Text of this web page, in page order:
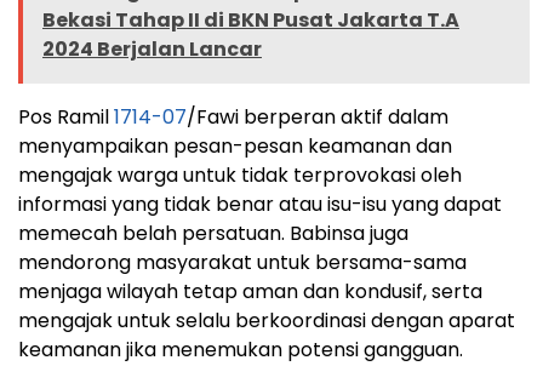
Bekasi Tahap II di BKN Pusat Jakarta T.A
2024 Berjalan Lancar
Pos Ramil1714-07/Fawi berperan aktif dalam
menyampaikan pesan-pesan keamanan dan
mengajak warga untuk tidak terprovokasi oleh
informasi yang tidak benar atau isu-isu yang dapat
memecah belah persatuan. Babinsa juga
mendorong masyarakat untuk bersama-sama
menjaga wilayah tetap aman dan kondusif, serta
mengajak untuk selalu berkoordinasi dengan aparat
keamanan jika menemukan potensi gangguan.